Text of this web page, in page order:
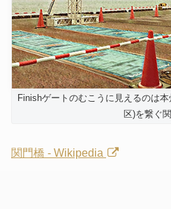
Finishゲートのむこうに見えるのは
区)を繋ぐ
関門橋 - Wikipedia